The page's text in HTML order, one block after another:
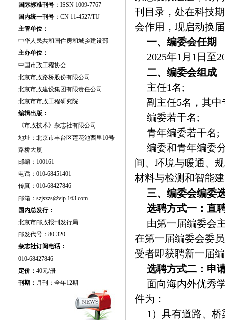
国际标准刊号 ：ISSN 1009-7767
国内统一刊号 ：CN 11-4527/TU
主管单位：
中华人民共和国住房和城乡建设部
主办单位：
中国市政工程协会
北京市政路桥股份有限公司
北京市政建设集团有限责任公司
北京市市政工程研究院
编辑出版：
《市政技术》杂志社有限公司
地址：北京市丰台区莲花池西里10号
路桥大厦
邮编：100161
电话：010-68451401
传真：010-68427846
邮箱：szjszzs@vip.163.com
国内总发行：
北京市邮政报刊发行局
邮发代号：80-320
杂志社订阅电话：
010-68427846
定价： 40元/册
刊期： 月刊；全年12期
刊目录，处在科技
会作用，现启动换
一、编委会任期
2025年1月1日至
二、编委会组成
主任1名;
副主任5名，其
编委若干名;
青年编委若干名;
编委和青年编委
间、环境与暖通、
材料与检测和智能
三、编委会编委
选聘方式一：直
由第一届编委会
在第一届编委会委
受者即获聘新一届
选聘方式二：申
面向海内外优秀
件为：
1）具有道路、